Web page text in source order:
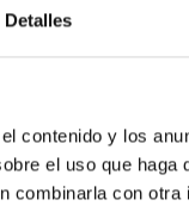
Detalles
contenido y los
el uso que haga
con